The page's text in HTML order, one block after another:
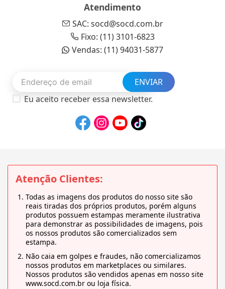
Atendimento
SAC: socd@socd.com.br
Fixo: (11) 3101-6823
Vendas: (11) 94031-5877
ENVIAR
Eu aceito receber essa newsletter.
Atenção Clientes:
Todas as imagens dos produtos do nosso site são
reais tiradas dos próprios produtos, porém alguns
produtos possuem estampas meramente ilustrativa
para demonstrar as possibilidades de imagens, pois
os nossos produtos são comercializados sem
estampa.
Não caia em golpes e fraudes, não comercializamos
nossos produtos em marketplaces ou similares.
Nossos produtos são vendidos apenas em nosso site
www.socd.com.br ou loja física.